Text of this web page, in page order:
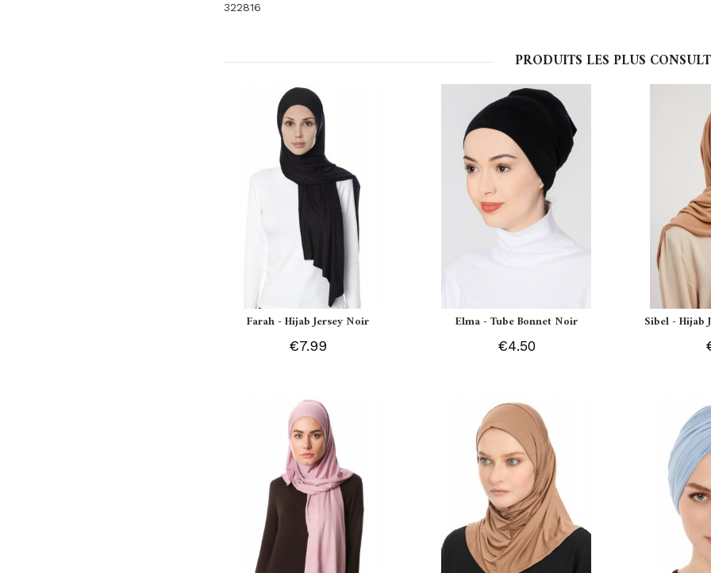
322816
PRODUITS LES PLUS
Farah - Hijab Jersey Noir
€7.99
Elma - Tube Bonnet Noir
€4.50
Sibel - Hijab